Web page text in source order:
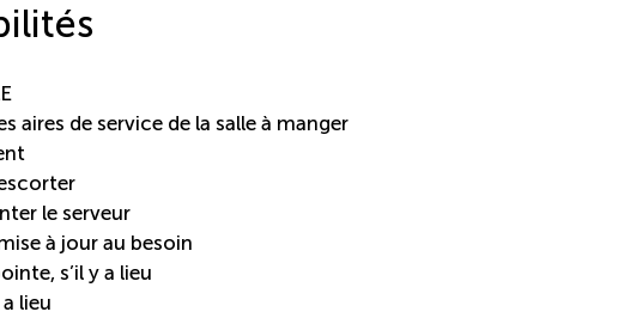
aires de service de la salle à manger
le serveur
à jour au besoin
s’il y a lieu
lieu